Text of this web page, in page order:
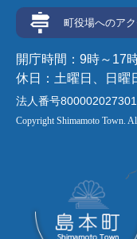
町役場へのア
開庁時間：9時～17
休日：土曜日、日曜
法人番号
Copyright Shimamoto Town.